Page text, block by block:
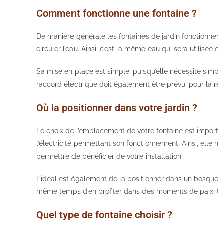
Comment fonctionne une fontaine ?
De manière générale les fontaines de jardin
circuler l’eau. Ainsi, c’est la même eau qui sera utilisée
Sa mise en place est simple, puisqu’elle nécessite
raccord électrique doit également être prévu, pour la
Où la positionner dans votre jardin ?
Le choix de l’emplacement de votre fontaine est
l’électricité permettant son fonctionnement. Ainsi,
permettre de bénéficier de votre installation.
L’idéal est également de la positionner dans un
même temps d’en profiter dans des moments de
Quel type de fontaine choisir ?